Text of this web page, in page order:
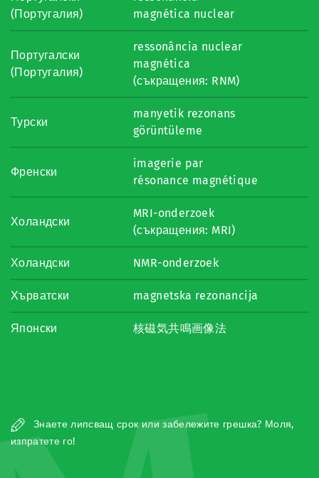
(Португалия)
magnética nuclear
Португалски
(Португалия)
ressonância nuclear
magnética
(съкращения: RNM)
Турски
manyetik rezonans
görüntüleme
Френски
imagerie par
résonance magnétique
Холандски
MRI-onderzoek
(съкращения: MRI)
Холандски NMR-onderzoek
Хърватски magnetska rezonancija
Японски 核磁気共鳴画像法
Знаете липсващ срок или забележите грешка? Моля,
изпратете го!